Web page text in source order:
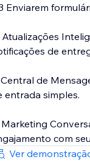
Enviarem
Atualizações
de
de
entrada simples.
Marketing
com
Ver